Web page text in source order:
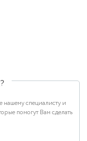
нашему специалисту и
помогут Вам сделать